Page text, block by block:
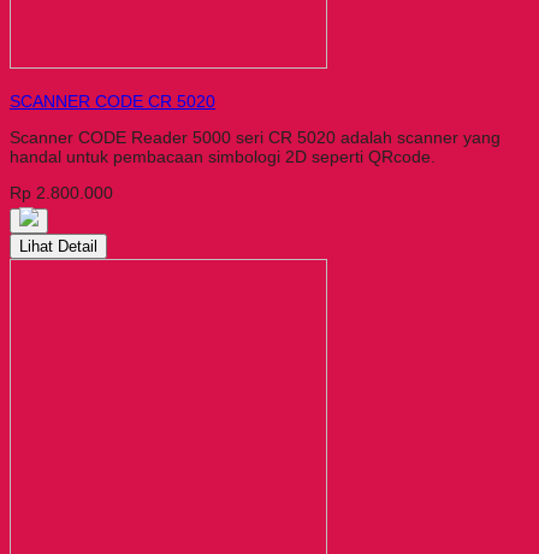
SCANNER CODE CR 5020
Scanner CODE Reader 5000 seri CR 5020 adalah scanner yang
handal untuk pembacaan simbologi 2D seperti QRcode.
Rp 2.800.000
Lihat Detail